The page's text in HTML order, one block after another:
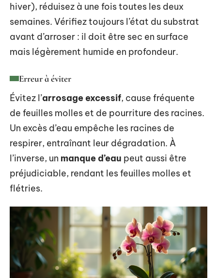
hiver), réduisez à une fois toutes les deux
semaines. Vérifiez toujours l’état du substrat
avant d’arroser : il doit être sec en surface
mais légèrement humide en profondeur.
Erreur à éviter
Évitez l’arrosage excessif, cause fréquente
de feuilles molles et de pourriture des racines.
Un excès d’eau empêche les racines de
respirer, entraînant leur dégradation. À
l’inverse, un manque d’eau peut aussi être
préjudiciable, rendant les feuilles molles et
flétries.